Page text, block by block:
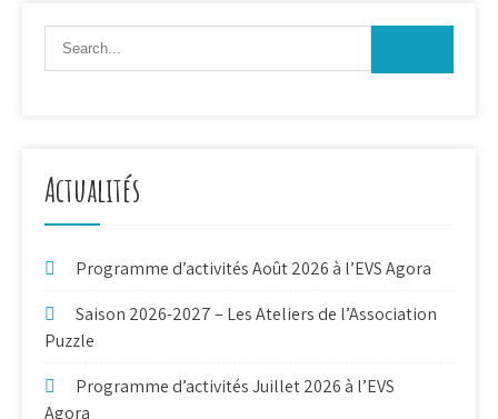
Actualités
Programme d’activités Août 2026 à l’EVS Agora
Saison 2026-2027 – Les Ateliers de l’Association
Puzzle
Programme d’activités Juillet 2026 à l’EVS
Agora